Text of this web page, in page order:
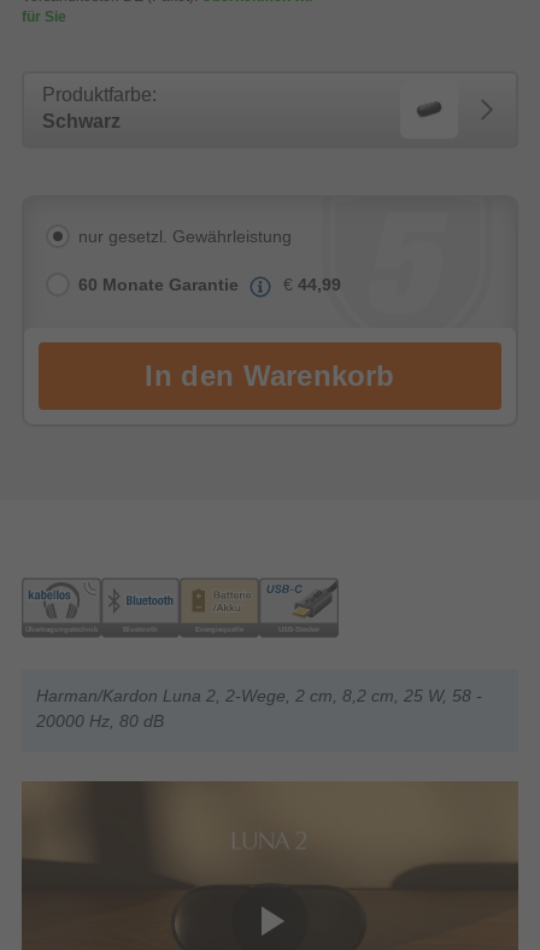
für Sie
Produktfarbe:
Schwarz
nur gesetzl. Gewährleistung
60 Monate Garantie € 44,99
Harman/Kardon Luna 2, 2-Wege, 2 cm, 8,2 cm, 25 W, 58 -
20000 Hz, 80 dB